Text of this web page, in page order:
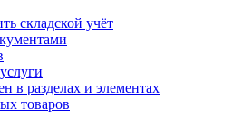
складской учёт
в разделах и элементах
товаров